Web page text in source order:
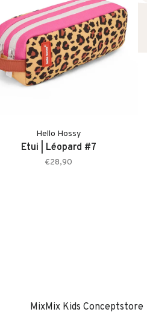
Hello Hossy
Etui | Léopard #7
€28,90
MixMix Kids Conceptstore